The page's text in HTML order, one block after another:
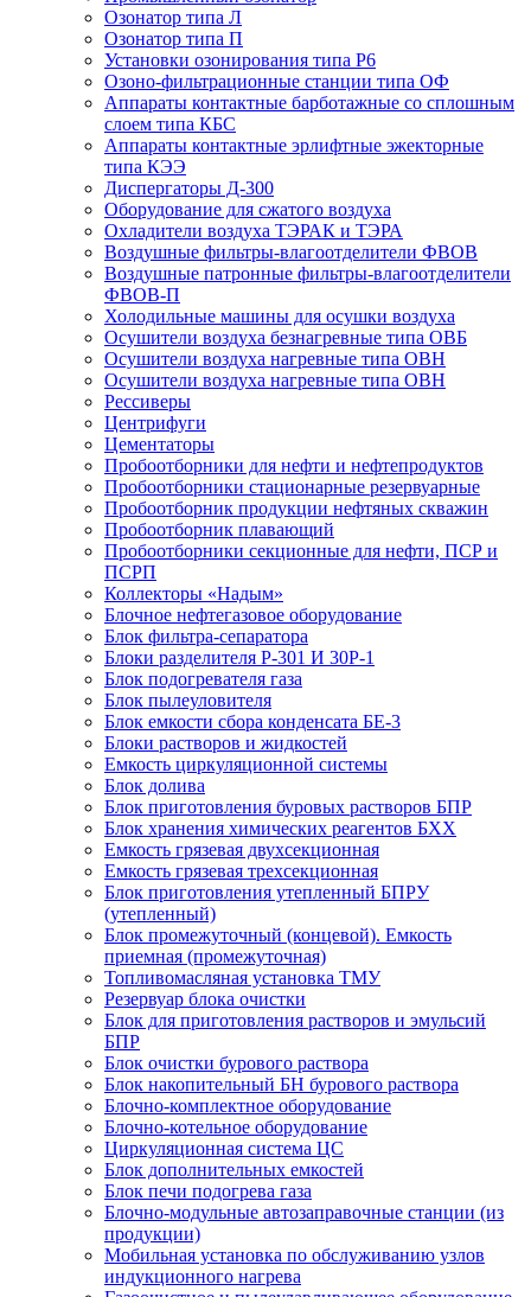
Озонатор типа Л
Озонатор типа П
Установки озонирования типа Р6
Озоно-фильтрационные станции типа ОФ
Аппараты контактные барботажные со сплошным
слоем типа КБС
Аппараты контактные эрлифтные эжекторные
типа КЭЭ
Диспергаторы Д-300
Оборудование для сжатого воздуха
Охладители воздуха ТЭРАК и ТЭРА
Воздушные фильтры-влагоотделители ФВОВ
Воздушные патронные фильтры-влагоотделители
ФВОВ-П
Холодильные машины для осушки воздуха
Осушители воздуха безнагревные типа ОВБ
Осушители воздуха нагревные типа ОВН
Осушители воздуха нагревные типа ОВН
Рессиверы
Центрифуги
Цементаторы
Пробоотборники для нефти и нефтепродуктов
Пробоотборники стационарные резервуарные
Пробоотборник продукции нефтяных скважин
Пробоотборник плавающий
Пробоотборники секционные для нефти, ПСР и
ПСРП
Коллекторы «Надым»
Блочное нефтегазовое оборудование
Блок фильтра-сепаратора
Блоки разделителя Р-301 И 30Р-1
Блок подогревателя газа
Блок пылеуловителя
Блок емкости сбора конденсата БЕ-3
Блоки растворов и жидкостей
Емкость циркуляционной системы
Блок долива
Блок приготовления буровых растворов БПР
Блок хранения химических реагентов БХХ
Емкость грязевая двухсекционная
Емкость грязевая трехсекционная
Блок приготовления утепленный БПРУ
(утепленный)
Блок промежуточный (концевой). Емкость
приемная (промежуточная)
Топливомасляная установка ТМУ
Резервуар блока очистки
Блок для приготовления растворов и эмульсий
БПР
Блок очистки бурового раствора
Блок накопительный БН бурового раствора
Блочно-комплектное оборудование
Блочно-котельное оборудование
Циркуляционная система ЦС
Блок дополнительных емкостей
Блок печи подогрева газа
Блочно-модульные автозаправочные станции (из
продукции)
Мобильная установка по обслуживанию узлов
индукционного нагрева